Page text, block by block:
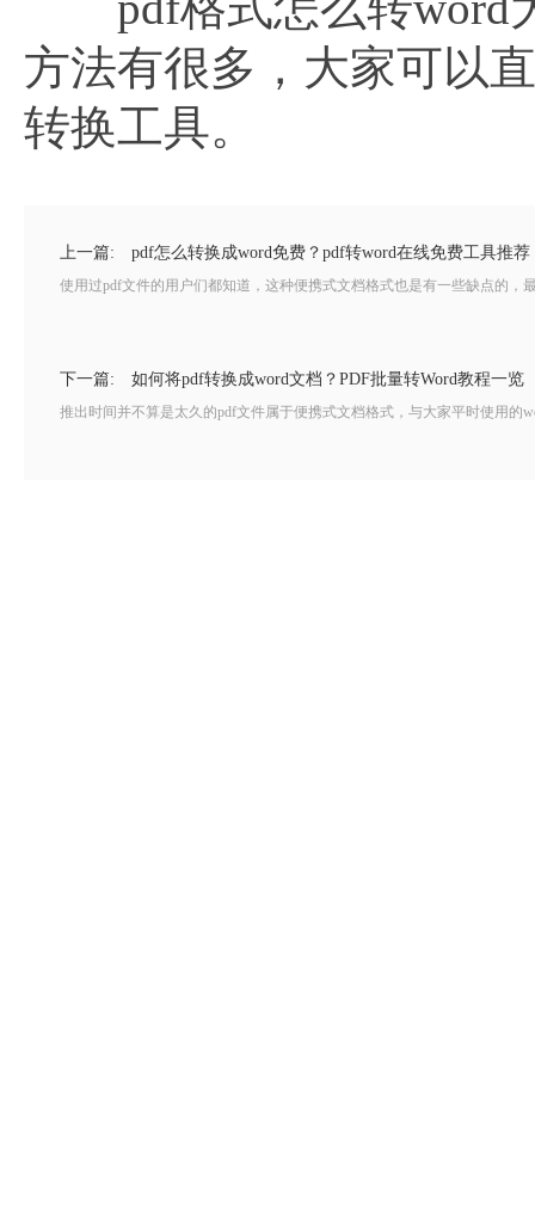
方法有很多，大家可以
转换工具。
上一篇: pdf怎么转换成word免费？pdf转word在线免费工具推荐
使用过pdf文件的用户们都知道，这种便携式文档格式也是有一些缺点的
下一篇: 如何将pdf转换成word文档？PDF批量转Word教程一览
推出时间并不算是太久的pdf文件属于便携式文档格式，与大家平时使用